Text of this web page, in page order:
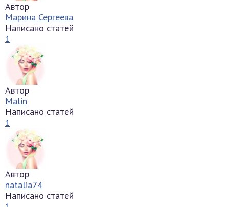
Автор
Марина Сергеева
Написано статей
1
Автор
Malin
Написано статей
1
Автор
natalia74
Написано статей